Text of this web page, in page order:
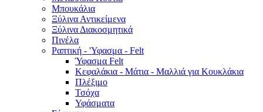
Μπουκάλια
Ξύλινα Αντικείμενα
Ξύλινα Διακοσμητικά
Πινέλα
Ραπτική - 'Υφασμα - Felt
Ύφασμα Felt
Κεφαλάκια - Μάτια - Μαλλιά για Κουκλάκια
Πλέξιμο
Τσόχα
Υφάσματα